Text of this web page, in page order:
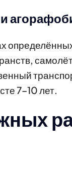
7–10 лет.